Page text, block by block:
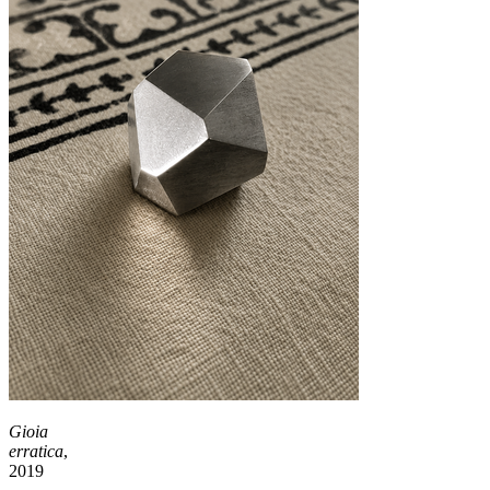
Gioia
erratica,
2019